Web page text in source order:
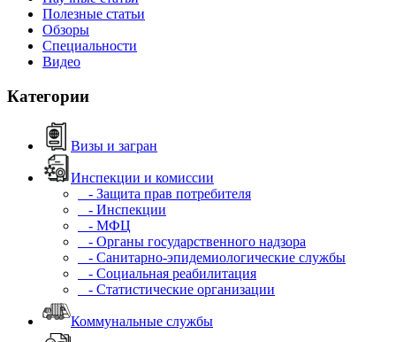
Полезные статьи
Обзоры
Специальности
Видео
Категории
Визы и загран
Инспекции и комиссии
- Защита прав потребителя
- Инспекции
- МФЦ
- Органы государственного надзора
- Санитарно-эпидемиологические службы
- Социальная реабилитация
- Статистические организации
Коммунальные службы